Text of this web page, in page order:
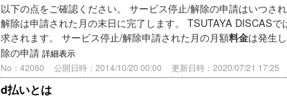
以下の点をご確認ください。 サービス停止/解除の申請はいつさ
解除は申請された月の末日に完了します。 TSUTAYA DISCASで
求されます。 サービス停止/解除申請された月の月額料金は発生
除の申請 詳細表示
No：42060 公開日時：2014/10/20 00:00 更新日時：2020/07/21 17:25
d払いとは